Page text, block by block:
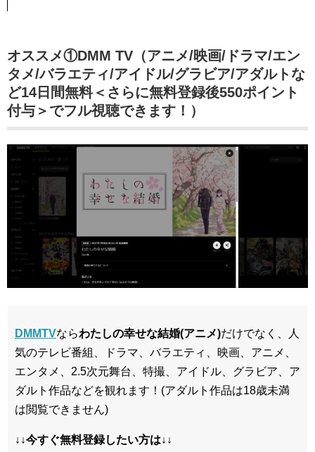
オススメ①DMM TV（アニメ/映画/ドラマ/エン
タメ/バラエティ/アイドル/グラビア/アダルトな
ど14日間無料＜さらに無料登録後550ポイント
付与＞でフル視聴できます！）
DMMTVならわたしの幸せな結婚(アニメ)だけでなく、人
気のテレビ番組、ドラマ、バラエティ、映画、アニメ、
エンタメ、2.5次元舞台、特撮、アイドル、グラビア、ア
ダルト作品などを観れます！(アダルト作品は18歳未満
は閲覧できません)
↓↓今すぐ無料登録したい方は↓↓